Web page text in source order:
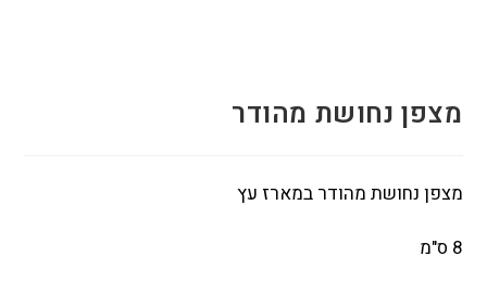
מצפן נחושת מהודר
מצפן נחושת מהודר במארז עץ